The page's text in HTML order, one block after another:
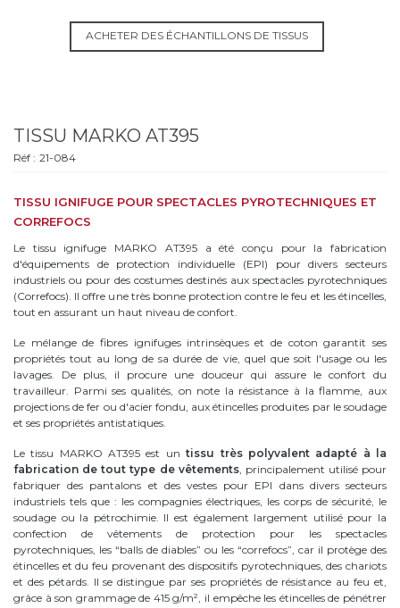
ACHETER DES ÉCHANTILLONS DE TISSUS
TISSU MARKO AT395
Réf : 21-084
TISSU IGNIFUGE POUR SPECTACLES PYROTECHNIQUES ET
CORREFOCS
Le tissu ignifuge MARKO AT395 a été conçu pour la fabrication
d'équipements de protection individuelle (EPI) pour divers secteurs
industriels ou pour des costumes destinés aux spectacles pyrotechniques
(Correfocs). Il offre une très bonne protection contre le feu et les étincelles,
tout en assurant un haut niveau de confort.
Le mélange de fibres ignifuges intrinsèques et de coton garantit ses
propriétés tout au long de sa durée de vie, quel que soit l'usage ou les
lavages. De plus, il procure une douceur qui assure le confort du
travailleur. Parmi ses qualités, on note la résistance à la flamme, aux
projections de fer ou d'acier fondu, aux étincelles produites par le soudage
et ses propriétés antistatiques.
Le tissu MARKO AT395 est untissu très polyvalent adapté à la
fabrication de tout type de vêtements, principalement utilisé pour
fabriquer des pantalons et des vestes pour EPI dans divers secteurs
industriels tels que : les compagnies électriques, les corps de sécurité, le
soudage ou la pétrochimie. Il est également largement utilisé pour la
confection de vêtements de protection pour les spectacles
pyrotechniques, les “balls de diables” ou les “correfocs”, car il protège des
étincelles et du feu provenant des dispositifs pyrotechniques, des chariots
et des pétards. Il se distingue par ses propriétés de résistance au feu et,
grâce à son grammage de 415 g/m², il empêche les étincelles de pénétrer